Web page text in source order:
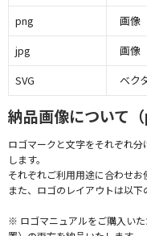
png
画像
jpg
画像
SVG
ベク
納品画像について
ロゴマークと文字をそれぞれ
します。
それぞれご利用用途に合わせお
また、ロゴのレイアウトは以下
※ ロゴマニュアルをご購入い